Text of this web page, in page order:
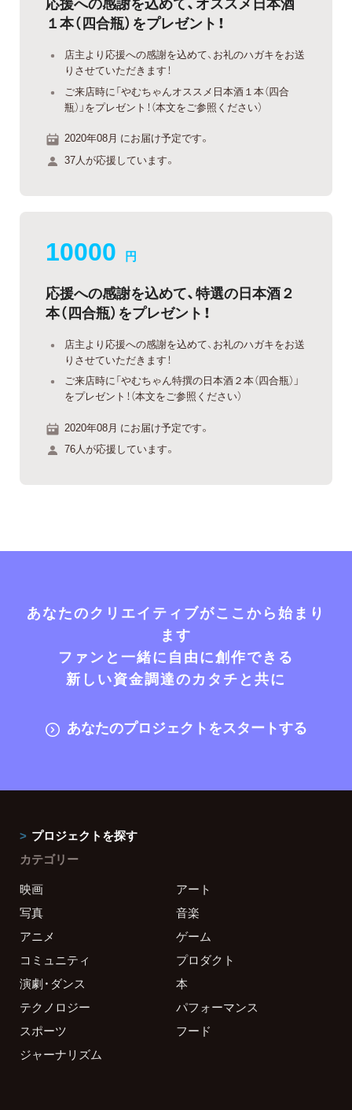
１本（四合瓶）をプレゼント！
店主より応援への感謝を込めて、お礼のハガキをお送
りさせていただきます！
ご来店時に「やむちゃんオススメ日本酒１本（四合
瓶）」をプレゼント！（本文をご参照ください）
2020年08月 にお届け予定です。
37人が応援しています。
10000 円
応援への感謝を込めて、特選の日本酒２
本（四合瓶）をプレゼント！
店主より応援への感謝を込めて、お礼のハガキをお送
りさせていただきます！
ご来店時に「やむちゃん特撰の日本酒２本（四合瓶）」
をプレゼント！（本文をご参照ください）
2020年08月 にお届け予定です。
76人が応援しています。
あなたのクリエイティブがここから始まり
ます
ファンと一緒に自由に創作できる
新しい資金調達のカタチと共に
あなたのプロジェクトをスタートする
プロジェクトを探す
カテゴリー
映画
アート
写真
音楽
アニメ
ゲーム
コミュニティ
プロダクト
演劇・ダンス
本
テクノロジー
パフォーマンス
スポーツ
フード
ジャーナリズム